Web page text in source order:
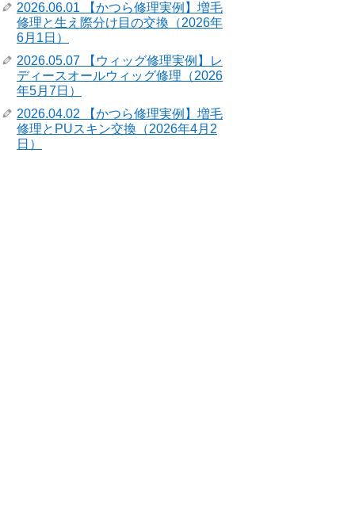
2026.06.01 【かつら修理実例】増毛
修理と生え際分け目の交換（2026年
6月1日）
2026.05.07 【ウィッグ修理実例】レ
ディースオールウィッグ修理（2026
年5月7日）
2026.04.02 【かつら修理実例】増毛
修理とPUスキン交換（2026年4月2
日）